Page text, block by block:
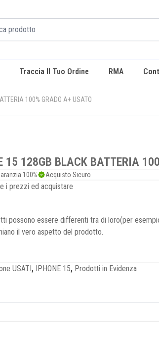
Traccia Il Tuo Ordine RMA
100% GRADO A+ USATO
15 128GB BLACK BATTERIA
100% Acquisto Sicuro
i prezzi ed acquistare
possono essere differenti tra di loro(per
il vero aspetto del prodotto.
USATI , IPHONE 15, Prodotti in Evidenza